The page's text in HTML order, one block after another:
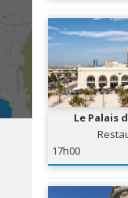
Le Palais
17h00